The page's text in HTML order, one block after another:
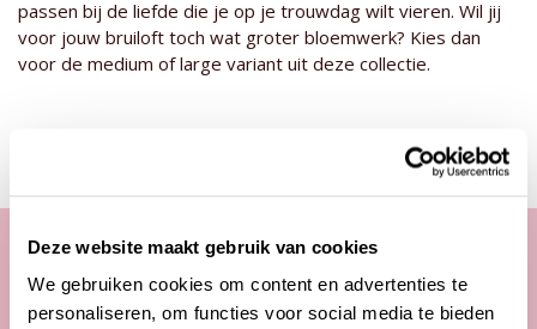
Deze website maakt gebruik van cookies
We gebruiken cookies om content en advertenties te
personaliseren, om functies voor social media te bieden
passen bij de liefde die je op je trouwdag wilt vieren. Wil jij
voor jouw bruiloft toch wat groter bloemwerk? Kies dan
voor de medium of large variant uit deze collectie.
Onze klantenservice